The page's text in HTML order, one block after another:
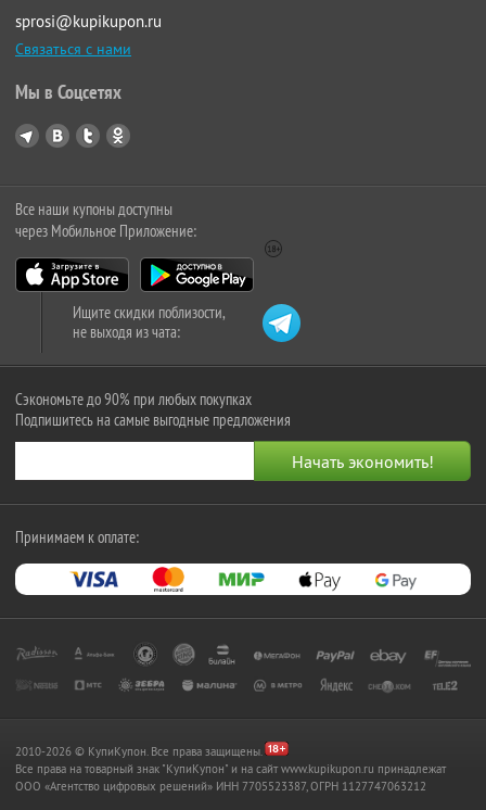
sprosi@kupikupon.ru
Связаться с нами
Мы в Соцсетях
Все наши купоны доступны
через Мобильное Приложение:
Ищите скидки поблизости,
не выходя из чата:
Сэкономьте до 90% при любых покупках
Подпишитесь на самые выгодные предложения
Принимаем к оплате:
2010-2026 © КупиКупон. Все права защищены.
Все права на товарный знак "КупиКупон" и на сайт www.kupikupon.ru принадлежат
OOO «Агентство цифровых решений» ИНН 7705523387, ОГРН 1127747063212